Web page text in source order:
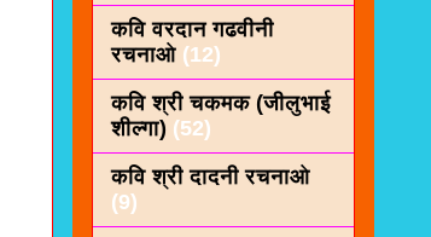
कवि वरदान गढवीनी
रचनाओ (12)
कवि श्री चकमक (जीलुभाई
शील्गा) (52)
कवि श्री दादनी रचनाओ
(9)